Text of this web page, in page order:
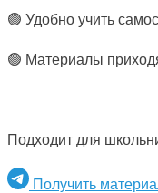
🟢 Удобно учить
🟢 Материалы
Подходит для
Получить